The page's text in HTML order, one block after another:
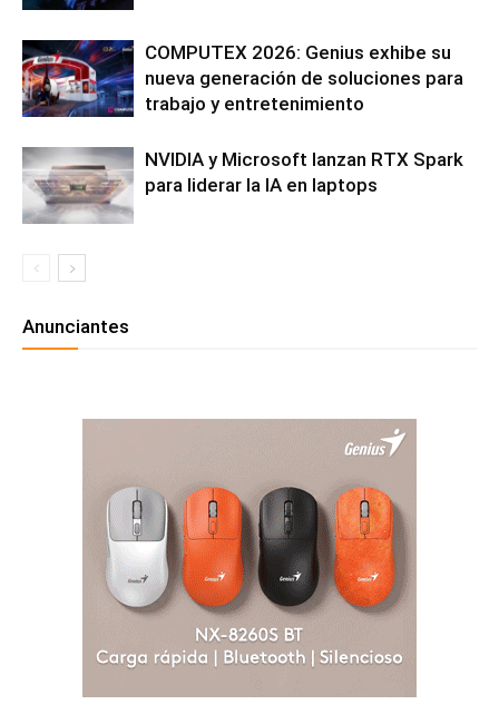
COMPUTEX 2026: Genius exhibe su
nueva generación de soluciones para
trabajo y entretenimiento
NVIDIA y Microsoft lanzan RTX Spark
para liderar la IA en laptops
Anunciantes